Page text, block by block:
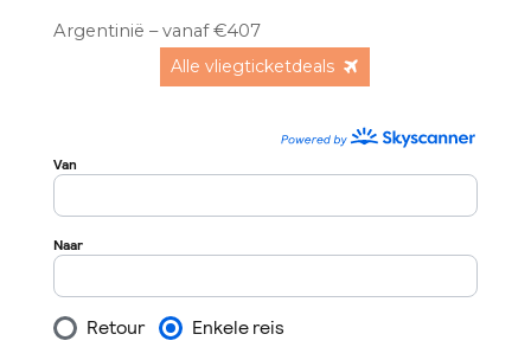
Argentinië – vanaf €407
Alle vliegticketdeals